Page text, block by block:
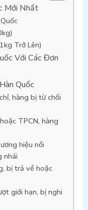
Mới Nhất
Trở Lên)
Với Các Đơn
Quốc
hàng bị từ chối
TPCN, hàng
hiệu nổi
nhái
bị trả về hoặc
giới hạn, bị nghi